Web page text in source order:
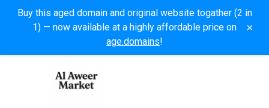
Buy this aged domain and original website togather (2 in
1) — now available at a highly affordable price on
age.domains!
×